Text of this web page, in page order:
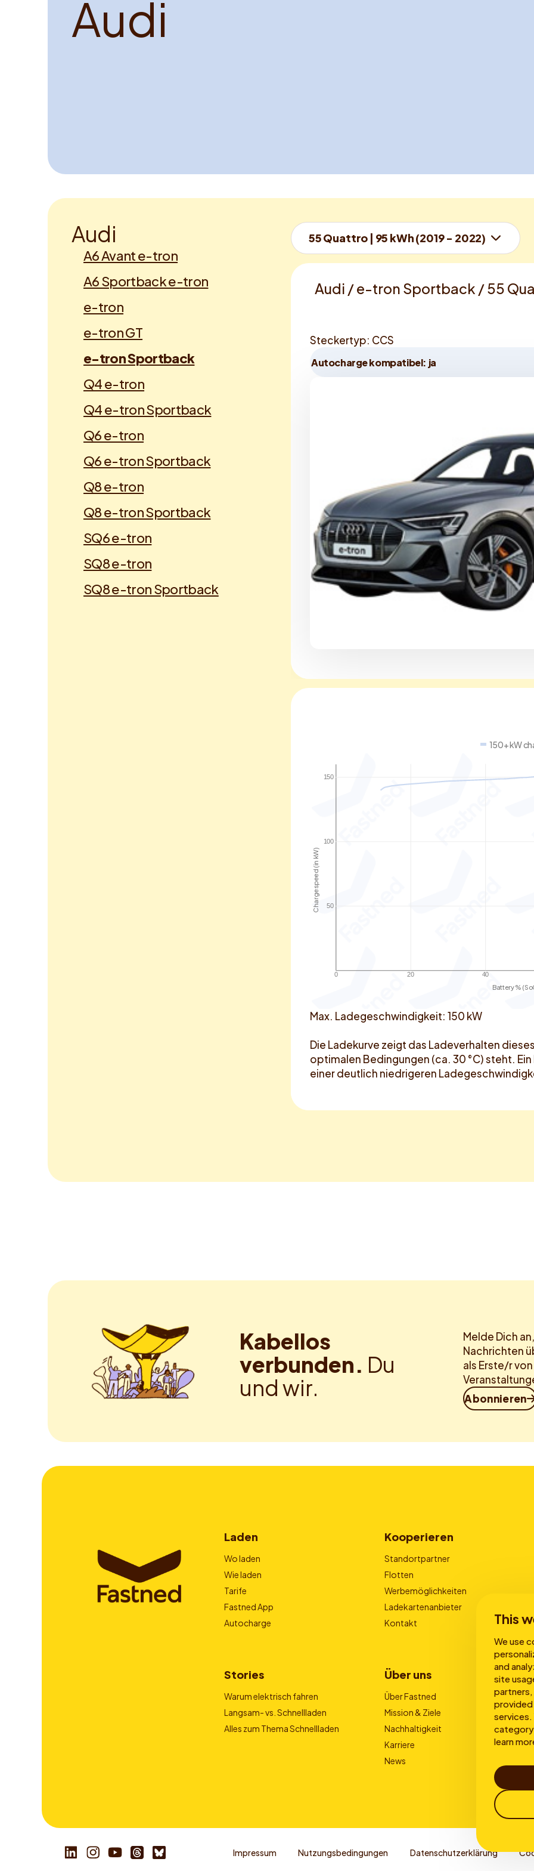
This
We use
and
site
services.
category
learn
Audi
Audi
A6 Avant e-tron
A6 Sportback e-tron
e-tron
e-tron GT
e-tron Sportback
Q4 e-tron
Q4 e-tron Sportback
Q6 e-tron
Q6 e-tron Sportback
Q8 e-tron
Q8 e-tron Sportback
SQ6 e-tron
SQ8 e-tron
SQ8 e-tron Sportback
55 Quattro | 95 kWh (2019 - 2022)
Audi / e-tron Sportback / 55
Steckertyp: CCS
Autocharge kompatibel: ja
150+ kW
0 20 40
50
100
150
Battery %
Charge speed (in kW)
Max. Ladegeschwindigkeit: 150 kW
Die Ladekurve zeigt das Ladeverhalten
optimalen Bedingungen (ca. 30 °C) steht.
einer deutlich niedrigeren
Kabellos
verbunden. Du
und wir.
Melde Dich
Nachrichten
als Erste/r
Abonnieren
Laden
Wo laden
Wie laden
Tarife
Fastned App
Autocharge
Kooperieren
Standortpartner
Flotten
Werbemöglichkeiten
Ladekartenanbieter
Kontakt
Stories
Warum elektrisch fahren
Langsam- vs. Schnellladen
Alles zum Thema Schnellladen
Über uns
Über Fastned
Mission & Ziele
Nachhaltigkeit
Karriere
News
Impressum Nutzungsbedingungen Datenschutzerklärung